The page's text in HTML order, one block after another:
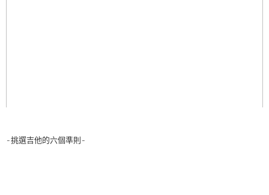
-挑選吉他的六個準則-